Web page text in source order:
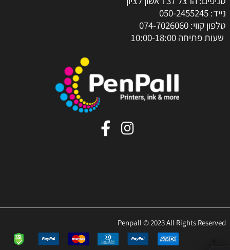
נייד: 050-2455245
טלפון קווי: 074-7026060
שעות פתיחה 10:00-18:00
Penpall © 2023 All Rights Reserved